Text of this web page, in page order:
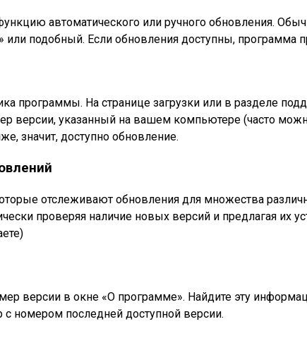
автоматического или ручного обновления.
» или подобный. Если обновления доступны, программа
программы. На странице загрузки или в разделе
версии, указанный на вашем компьютере (часто
значит, доступно обновление.
отслеживают обновления для множества
проверяя наличие новых версий и предлагая их
версии в окне «О программе». Найдите эту
с номером последней доступной версии.